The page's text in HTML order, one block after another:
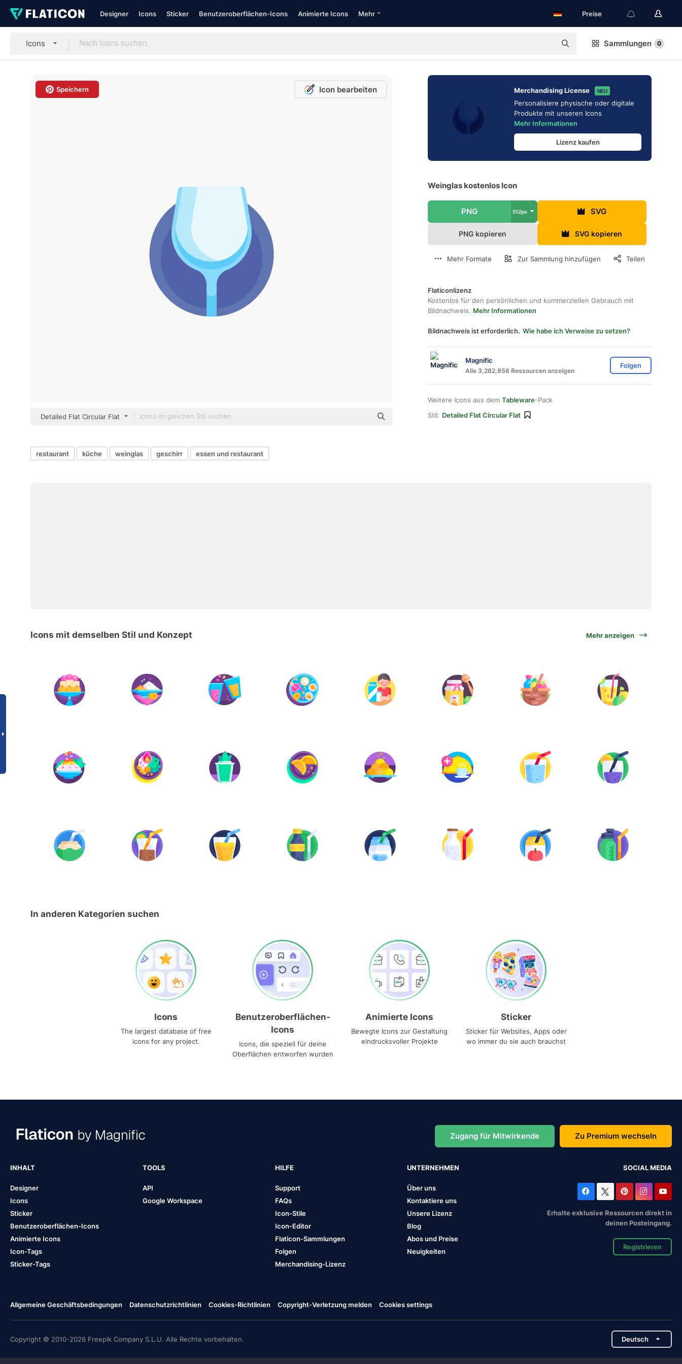
Designer Icons Sticker Benutzeroberflächen-Icons Animierte Icons Mehr Preise
Icons Sammlungen 0
Speichern Icon bearbeiten
Detailed Flat Circular Flat
Merchandising License NEU
Personalisiere physische oder digitale
Produkte mit unseren Icons
Mehr Informationen
Lizenz kaufen
Weinglas kostenlos Icon
PNG 512px SVG
PNG kopieren SVG kopieren
Mehr Formate Zur Sammlung hinzufügen Teilen
Flaticonlizenz
Kostenlos für den persönlichen und kommerziellen Gebrauch mit
Bildnachweis. Mehr Informationen
Bildnachweis ist erforderlich. Wie habe ich Verweise zu setzen?
Magnific
Alle 3,282,856 Ressourcen anzeigen
Folgen
Weitere Icons aus dem Tableware-Pack
Stil: Detailed Flat Circular Flat
restaurant küche weinglas geschirr essen und restaurant
Icons mit demselben Stil und Konzept Mehr anzeigen
In anderen Kategorien suchen
Icons
The largest database of free
icons for any project.
Benutzeroberflächen-
Icons
Icons, die speziell für deine
Oberflächen entworfen wurden
Animierte Icons
Bewegte Icons zur Gestaltung
eindrucksvoller Projekte
Sticker
Sticker für Websites, Apps oder
wo immer du sie auch brauchst
Zugang für Mitwirkende Zu Premium wechseln
INHALT
Designer
Icons
Sticker
Benutzeroberflächen-Icons
Animierte Icons
Icon-Tags
Sticker-Tags
TOOLS
API
Google Workspace
HILFE
Support
FAQs
Icon-Stile
Icon-Editor
Flaticon-Sammlungen
Folgen
Merchandising-Lizenz
UNTERNEHMEN
Über uns
Kontaktiere uns
Unsere Lizenz
Blog
Abos und Preise
Neuigkeiten
SOCIAL MEDIA
Erhalte exklusive Ressourcen direkt in
deinen Posteingang.
Registrieren
Allgemeine Geschäftsbedingungen Datenschutzrichtlinien Cookies-Richtlinien Copyright-Verletzung melden Cookies settings
Copyright © 2010-2026 Freepik Company S.L.U. Alle Rechte vorbehalten. Deutsch